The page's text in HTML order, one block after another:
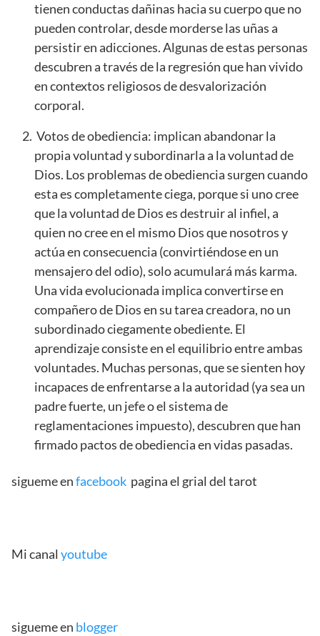
tienen conductas dañinas hacia su cuerpo que no
pueden controlar, desde morderse las uñas a
persistir en adicciones. Algunas de estas personas
descubren a través de la regresión que han vivido
en contextos religiosos de desvalorización
corporal.
Votos de obediencia: implican abandonar la
propia voluntad y subordinarla a la voluntad de
Dios. Los problemas de obediencia surgen cuando
esta es completamente ciega, porque si uno cree
que la voluntad de Dios es destruir al infiel, a
quien no cree en el mismo Dios que nosotros y
actúa en consecuencia (convirtiéndose en un
mensajero del odio), solo acumulará más karma.
Una vida evolucionada implica convertirse en
compañero de Dios en su tarea creadora, no un
subordinado ciegamente obediente. El
aprendizaje consiste en el equilibrio entre ambas
voluntades. Muchas personas, que se sienten hoy
incapaces de enfrentarse a la autoridad (ya sea un
padre fuerte, un jefe o el sistema de
reglamentaciones impuesto), descubren que han
firmado pactos de obediencia en vidas pasadas.
sigueme enfacebook pagina el grial del tarot
Mi canal youtube
sigueme en blogger